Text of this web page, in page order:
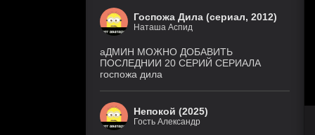
Госпожа Дила (сериал, 2012)
Наташа Аспид
аДМИН МОЖНО ДОБАВИТЬ
ПОСЛЕДНИИ 20 СЕРИЙ СЕРИАЛА
госпожа дила
Непокой (2025)
Гость Александр